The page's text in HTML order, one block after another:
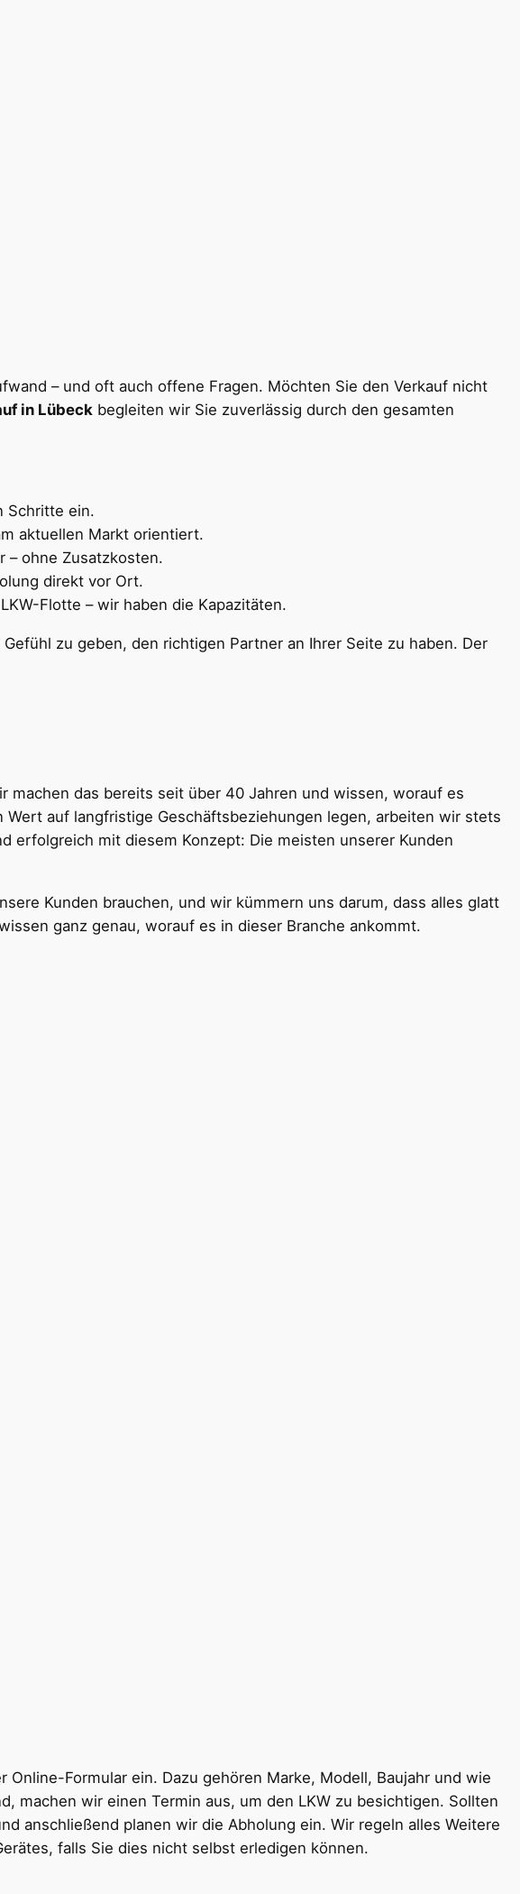
– und oft auch offene Fragen. Möchten Sie den Verkauf nicht
in Lübeck begleiten wir Sie zuverlässig durch den gesamten
Schritte ein.
aktuellen Markt orientiert.
– ohne Zusatzkosten.
direkt vor Ort.
Flotte – wir haben die Kapazitäten.
zu geben, den richtigen Partner an Ihrer Seite zu haben. Der
machen das bereits seit über 40 Jahren und wissen, worauf es
auf langfristige Geschäftsbeziehungen legen, arbeiten wir stets
erfolgreich mit diesem Konzept: Die meisten unserer Kunden
Kunden brauchen, und wir kümmern uns darum, dass alles glatt
ganz genau, worauf es in dieser Branche ankommt.
Formular ein. Dazu gehören Marke, Modell, Baujahr und wie
machen wir einen Termin aus, um den LKW zu besichtigen. Sollten
anschließend planen wir die Abholung ein. Wir regeln alles Weitere
falls Sie dies nicht selbst erledigen können.